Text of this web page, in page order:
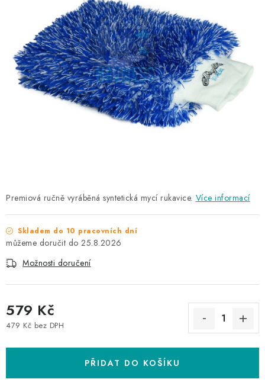
DÁRKOVÉ SADY A POUKAZY
ČLÁNKY
NAŠE SLUŽBY
Věrnostní program
Všeobecné obchodní podmínky
Podmínky ochrany osobních údajů
Premiová ručně vyráběná syntetická mycí rukavice. Více informací
Skladem do 10 pracovních dní
25.8.2026
Možnosti doručení
579 Kč
479 Kč bez DPH
PŘIDAT DO KOŠÍKU